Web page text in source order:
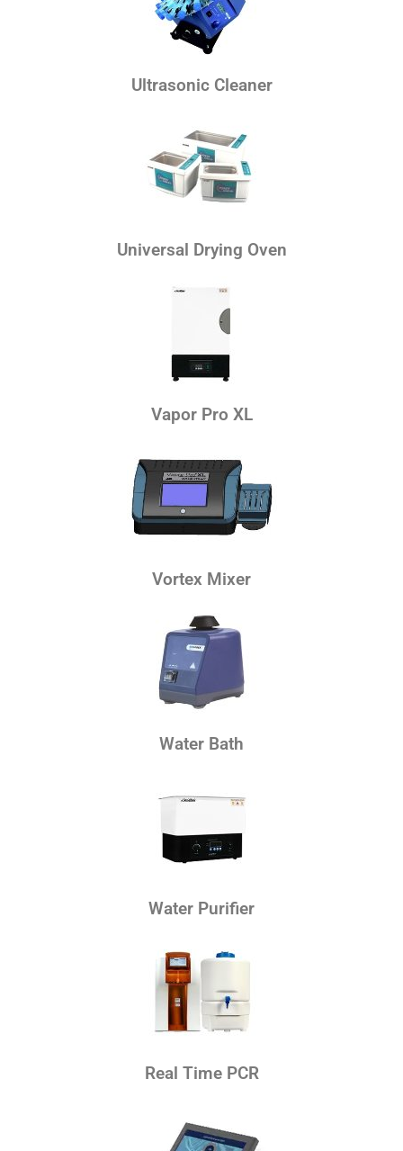
Ultrasonic Cleaner
Universal Drying Oven
Vapor Pro XL
Vortex Mixer
Water Bath
Water Purifier
Real Time PCR